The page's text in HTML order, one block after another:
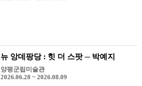
뉴 앙데팡당 : 힛 더 스팟 ─ 박예지
양평군립미술관
2026.06.28 ~ 2026.08.09